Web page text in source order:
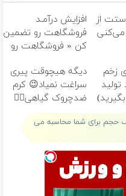
از
می‌کنی
افزایش درآمـد
فروشگاهت رو تضمین
کن « فروشگاهت رو
زخم
تولید
دیگه هیچوقت پیری
سراغت نمیاد😉 کرم
ضدچروک گیاهی👈🏻
45%تخفیف
حجم برای شما محاسبه می